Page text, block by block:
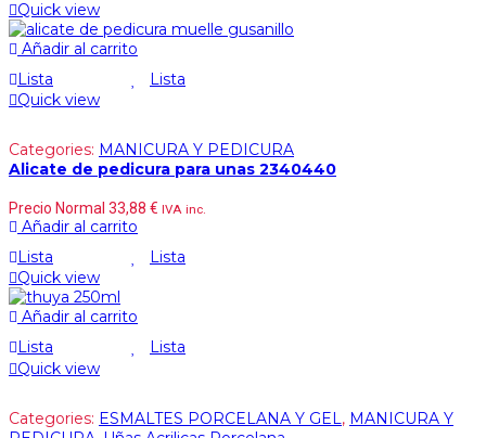
Quick view
Añadir al carrito
Lista
Lista
Quick view
Categories: MANICURA Y PEDICURA
Alicate de pedicura para unas 2340440
Precio Normal 33,88 € IVA inc.
Añadir al carrito
Lista
Lista
Quick view
Añadir al carrito
Lista
Lista
Quick view
Categories: ESMALTES PORCELANA Y GEL , MANICURA Y